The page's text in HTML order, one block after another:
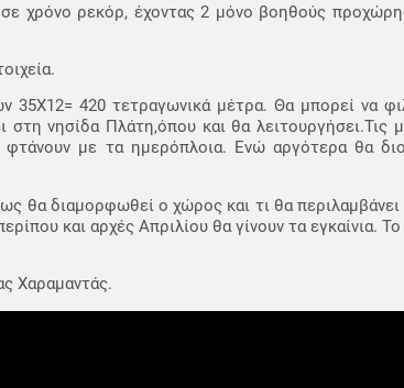
χρόνο ρεκόρ, έχοντας 2 μόνο βοηθούς
35Χ12= 420 τετραγωνικά μέτρα. Θα μπορεί να
στη νησίδα Πλάτη,όπου και θα
με τα ημερόπλοια. Ενώ αργότερα θα
θα διαμορφωθεί ο χώρος και τι θα
και αρχές Απριλίου θα γίνουν τα εγκαίνια.
Χαραμαντάς.